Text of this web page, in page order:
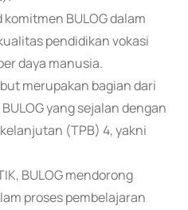
BULOG dalam
pendidikan vokasi
daya manusia.
merupakan bagian dari
yang sejalan dengan
(TPB) 4, yakni
BULOG mendorong
proses pembelajaran